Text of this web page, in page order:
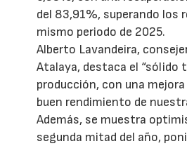
del 83,91%, superando los
mismo periodo de 2025.
Alberto Lavandeira,
Atalaya, destaca el “sólido
producción, con una
buen rendimiento de
Además, se muestra
segunda mitad del año,